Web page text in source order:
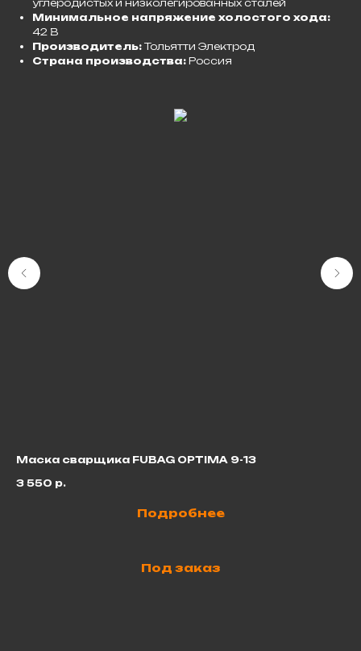
углеродистых и низколегированных сталей
Минимальное напряжение холостого хода:
42 В
Производитель: Тольятти Электрод
Страна производства: Россия​
Маска сварщика FUBAG OPTIMA 9-13
3 550 р.
Подробнее
Под заказ